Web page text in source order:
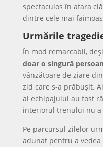
spectaculos în afara
dintre cele mai
Urmările
În mod remarcabil,
doar o singură
vânzătoare de ziare
zid care s-a prăbușit.
ai echipajului au fost
interiorul trenului nu a
Pe parcursul zilelor
adunat pentru a